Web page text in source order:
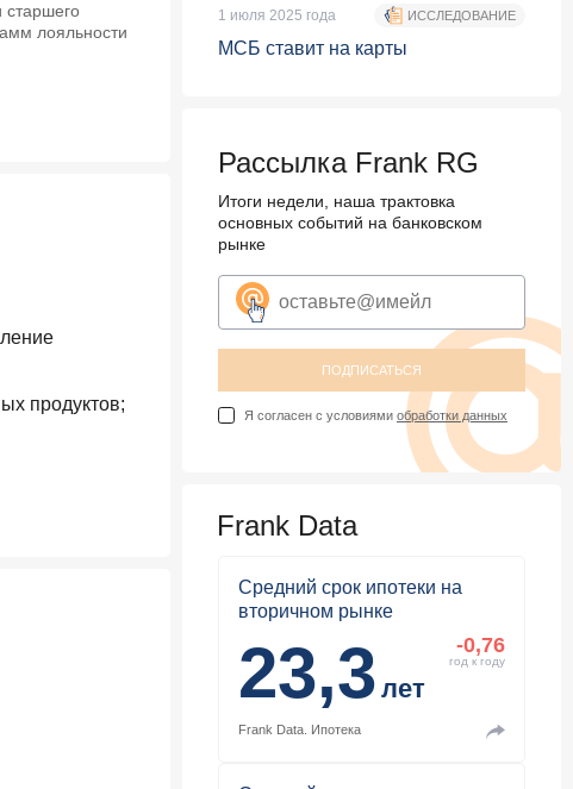
старшего
лояльности
продуктов;
1 июля 2025 года ИССЛЕДОВАНИЕ
МСБ ставит на карты
Рассылка Frank RG
Итоги недели, наша трактовка
основных событий на банковском
рынке
ПОДПИСАТЬСЯ
Я согласен с условиями обработки данных
Frank Data
Средний срок ипотеки на
вторичном рынке
23,3 лет
-0,76
год к году
Frank Data. Ипотека